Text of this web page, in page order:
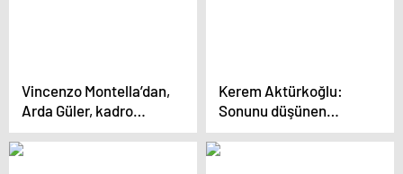
Vincenzo Montella’dan,
Arda Güler, kadro
seçimi ve sakatlarla
ilgili açıklama
Kerem Aktürkoğlu:
Sonunu düşünen
kahraman olamaz